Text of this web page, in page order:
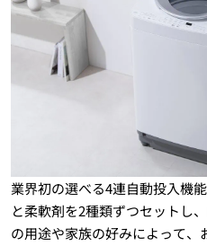
業界初の選べる4連自動投入機
と柔軟剤を2種類ずつセットし
の用途や家族の好みによって